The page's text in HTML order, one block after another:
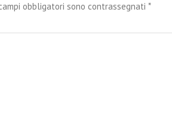
obbligatori sono contrassegnati *